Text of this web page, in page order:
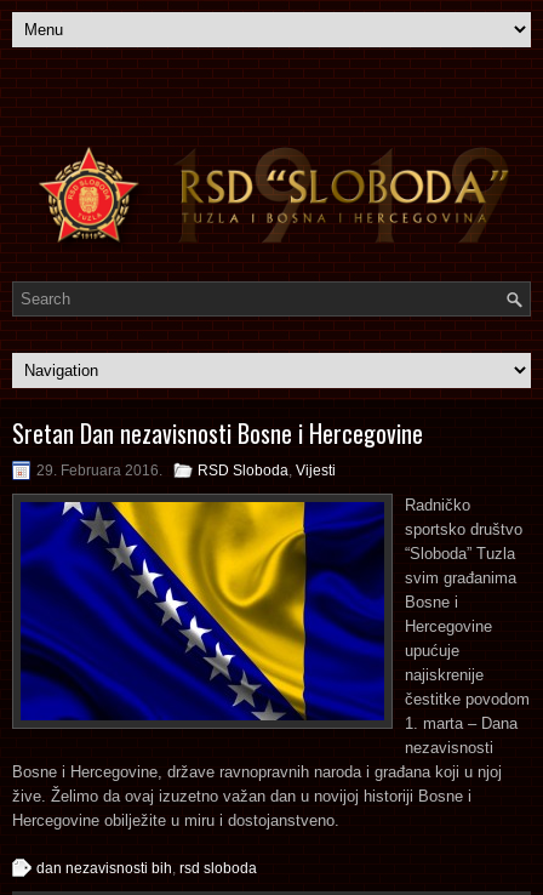
Sretan Dan nezavisnosti Bosne i Hercegovine
29. Februara 2016. RSD Sloboda Vijesti
Radničko
sportsko društvo
“Sloboda” Tuzla
svim građanima
Bosne i
Hercegovine
upućuje
najiskrenije
čestitke povodom
1. marta – Dana
nezavisnosti
Bosne i Hercegovine, države ravnopravnih naroda i građana koji u njoj
žive. Želimo da ovaj izuzetno važan dan u novijoj historiji Bosne i
Hercegovine obilježite u miru i dostojanstveno.
dan nezavisnosti bih rsd sloboda